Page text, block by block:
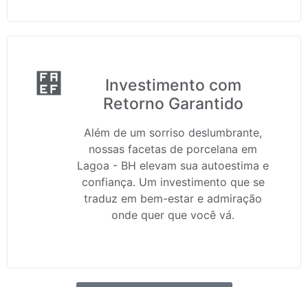
Investimento com
Retorno Garantido
Além de um sorriso deslumbrante,
nossas facetas de porcelana em
Lagoa - BH elevam sua autoestima e
confiança. Um investimento que se
traduz em bem-estar e admiração
onde quer que você vá.